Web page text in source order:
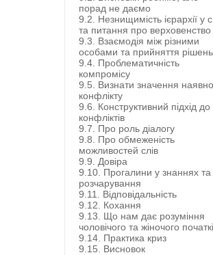
порад не даємо
9.2. Незнищимість ієрархії у
та питання про верховенство
9.3. Взаємодія між різними
особами та прийняття рішень
9.4. Проблематичність
компромісу
9.5. Визнати значення
конфлікту
9.6. Конструктивний підхід до
конфліктів
9.7. Про роль діалогу
9.8. Про обмеженість
можливостей слів
9.9. Довіра
9.10. Прогалини у знаннях та
розчарування
9.11. Відповідальність
9.12. Кохання
9.13. Що нам дає розуміння
чоловічого та жіночого
9.14. Практика криз
9.15. Висновок